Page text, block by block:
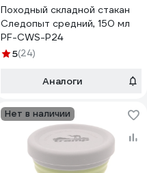
Походный складной стакан
Следопыт средний, 150 мл
PF-CWS-P24
5(24)
Аналоги
Нет в наличии